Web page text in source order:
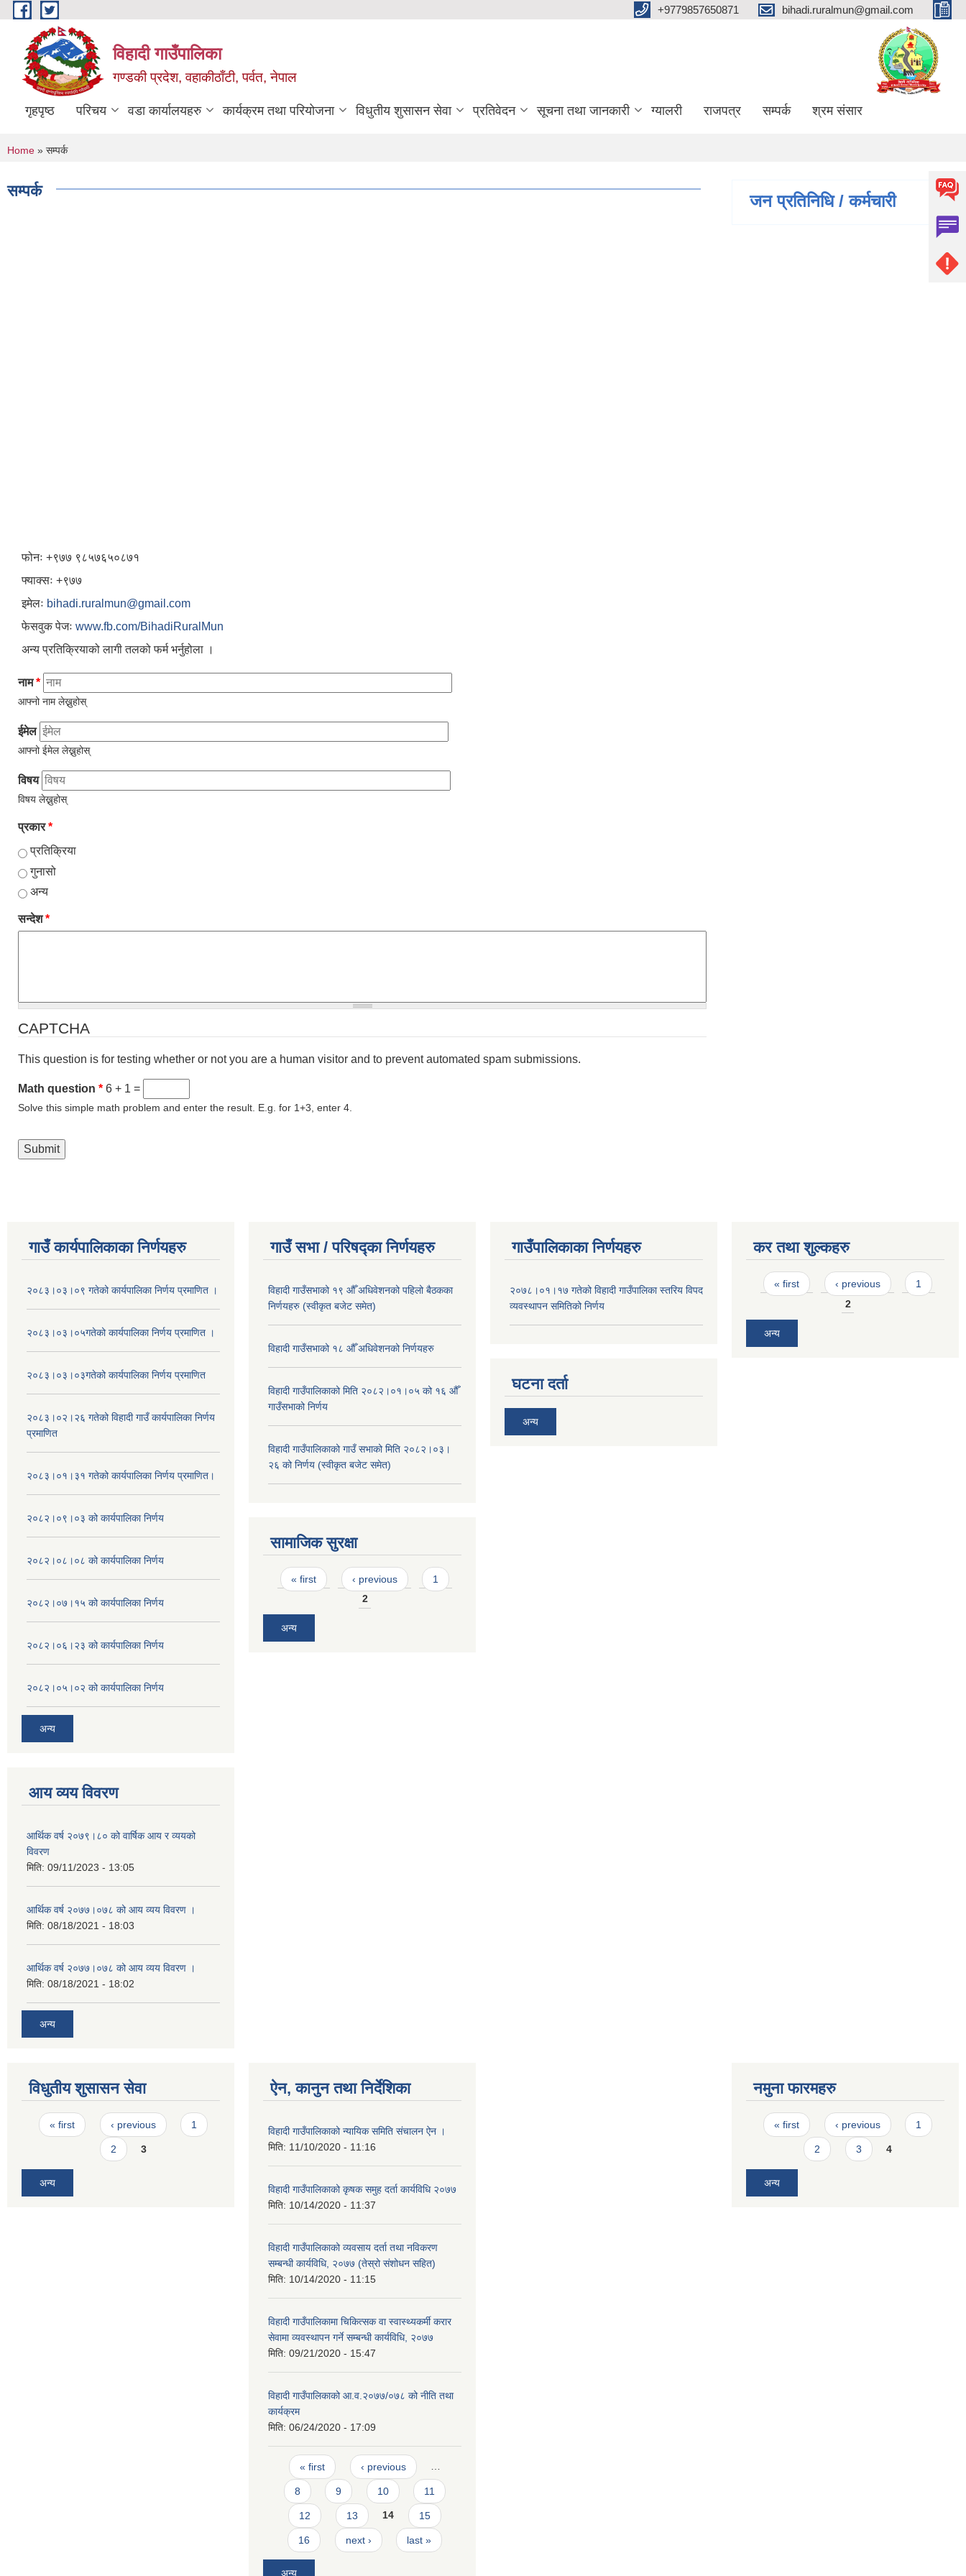
Skip to main content +9779857650871 bihadi.ruralmun@gmail.com
विहादी गाउँपालिका
गण्डकी प्रदेश, वहाकीठाँटी, पर्वत, नेपाल
गृहपृष्ठ परिचय वडा कार्यालयहरु कार्यक्रम तथा परियोजना विधुतीय शुसासन सेवा प्रतिवेदन सूचना तथा जानकारी ग्यालरी राजपत्र सम्पर्क श्रम संसार
You are here
Home » सम्पर्क
सम्पर्क
फोनः +९७७ ९८५७६५०८७१
फ्याक्सः +९७७
इमेलः bihadi.ruralmun@gmail.com
फेसवुक पेजः www.fb.com/BihadiRuralMun
अन्य प्रतिक्रियाको लागी तलको फर्म भर्नुहोला ।
नाम*
आफ्नो नाम लेख्नुहोस्
ईमेल
आफ्नो ईमेल लेख्नुहोस्
विषय
विषय लेख्नुहोस्
प्रकार*
प्रतिक्रिया
गुनासो
अन्य
सन्देश*
CAPTCHA
This question is for testing whether or not you are a human visitor and to prevent automated spam submissions.
Math question * 6 + 1 =
Solve this simple math problem and enter the result. E.g. for 1+3, enter 4.
जन प्रतिनिधि / कर्मचारी
गाउँ कार्यपालिकाका निर्णयहरु
२०८३।०३।०९ गतेको कार्यपालिका निर्णय प्रमाणित ।
२०८३।०३।०५गतेको कार्यपालिका निर्णय प्रमाणित ।
२०८३।०३।०३गतेको कार्यपालिका निर्णय प्रमाणित
२०८३।०२।२६ गतेको विहादी गाउँ कार्यपालिका निर्णय
प्रमाणित
२०८३।०१।३१ गतेको कार्यपालिका निर्णय प्रमाणित।
२०८२।०९।०३ को कार्यपालिका निर्णय
२०८२।०८।०८ को कार्यपालिका निर्णय
२०८२।०७।१५ को कार्यपालिका निर्णय
२०८२।०६।२३ को कार्यपालिका निर्णय
२०८२।०५।०२ को कार्यपालिका निर्णय
अन्य
आय व्यय विवरण
आर्थिक वर्ष २०७९।८० को वार्षिक आय र व्ययको
विवरण
मिति: 09/11/2023 - 13:05
आर्थिक वर्ष २०७७।०७८ को आय व्यय विवरण ।
मिति: 08/18/2021 - 18:03
आर्थिक वर्ष २०७७।०७८ को आय व्यय विवरण ।
मिति: 08/18/2021 - 18:02
अन्य
गाउँ सभा / परिषद्का निर्णयहरु
विहादी गाउँसभाको १९ औँ अधिवेशनको पहिलो बैठकका
निर्णयहरु (स्वीकृत बजेट समेत)
विहादी गाउँसभाको १८ औँ अधिवेशनको निर्णयहरु
विहादी गाउँपालिकाको मिति २०८२।०१।०५ को १६ औँ
गाउँसभाको निर्णय
विहादी गाउँपालिकाको गाउँ सभाको मिति २०८२।०३।
२६ को निर्णय (स्वीकृत बजेट समेत)
सामाजिक सुरक्षा
Pages
« first ‹ previous
1
2
अन्य
गाउँपालिकाका निर्णयहरु
२०७८।०१।१७ गतेको विहादी गाउँपालिका स्तरिय विपद
व्यवस्थापन समितिको निर्णय
घटना दर्ता
अन्य
कर तथा शुल्कहरु
Pages
« first ‹ previous
1
2
अन्य
विधुतीय शुसासन सेवा
Pages
« first ‹ previous 1
2 3
अन्य
ऐन, कानुन तथा निर्देशिका
विहादी गाउँपालिकाको न्यायिक समिति संचालन ऐन ।
मिति: 11/10/2020 - 11:16
विहादी गाउँपालिकाको कृषक समुह दर्ता कार्यविधि २०७७
मिति: 10/14/2020 - 11:37
विहादी गाउँपालिकाको व्यवसाय दर्ता तथा नविकरण
सम्बन्धी कार्यविधि, २०७७ (तेस्रो संशोधन सहित)
मिति: 10/14/2020 - 11:15
विहादी गाउँपालिकामा चिकित्सक वा स्वास्थ्यकर्मी करार
सेवामा व्यवस्थापन गर्ने सम्बन्धी कार्यविधि, २०७७
मिति: 09/21/2020 - 15:47
विहादी गाउँपालिकाको आ.व.२०७७/०७८ को नीति तथा
कार्यक्रम
मिति: 06/24/2020 - 17:09
Pages
« first ‹ previous …
8 9 10 11
12 13 14 15
16 next › last »
अन्य
नमुना फारमहरु
Pages
« first ‹ previous 1
2 3 4
अन्य